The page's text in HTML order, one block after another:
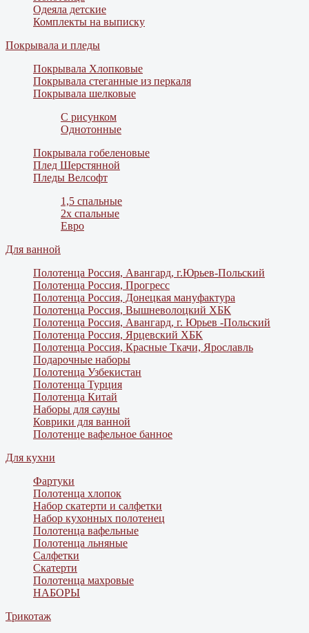
Одеяла детские
Комплекты на выписку
Покрывала и пледы
Покрывала Хлопковые
Покрывала стеганные из перкаля
Покрывала шелковые
С рисунком
Однотонные
Покрывала гобеленовые
Плед Шерстянной
Пледы Велсофт
1,5 спальные
2х спальные
Евро
Для ванной
Полотенца Россия, Авангард, г.Юрьев-Польский
Полотенца Россия, Прогресс
Полотенца Россия, Донецкая мануфактура
Полотенца Россия, Вышневолоцкий ХБК
Полотенца Россия, Авангард, г. Юрьев -Польский
Полотенца Россия, Ярцевский ХБК
Полотенца Россия, Красные Ткачи, Ярославль
Подарочные наборы
Полотенца Узбекистан
Полотенца Турция
Полотенца Китай
Наборы для сауны
Коврики для ванной
Полотенце вафельное банное
Для кухни
Фартуки
Полотенца хлопок
Набор скатерти и салфетки
Набор кухонных полотенец
Полотенца вафельные
Полотенца льняные
Салфетки
Скатерти
Полотенца махровые
НАБОРЫ
Трикотаж